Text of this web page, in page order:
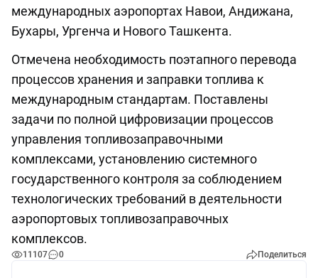
международных аэропортах Навои, Андижана,
Бухары, Ургенча и Нового Ташкента.
Отмечена необходимость поэтапного перевода
процессов хранения и заправки топлива к
международным стандартам. Поставлены
задачи по полной цифровизации процессов
управления топливозаправочными
комплексами, установлению системного
государственного контроля за соблюдением
технологических требований в деятельности
аэропортовых топливозаправочных
комплексов.
11107 0 Поделиться